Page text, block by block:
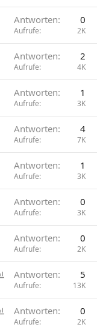
Antworten 0
Aufrufe 2K
Antworten 2
Aufrufe 4K
Antworten 1
Aufrufe 3K
Antworten 4
Aufrufe 7K
Antworten 1
Aufrufe 3K
Antworten 0
Aufrufe 3K
Antworten 0
Aufrufe 2K
f
r
Antworten 5
Aufrufe 13K
Antworten 0
Aufrufe 2K